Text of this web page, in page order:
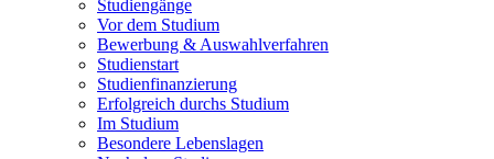
Studiengänge
Vor dem Studium
Bewerbung & Auswahlverfahren
Studienstart
Studienfinanzierung
Erfolgreich durchs Studium
Im Studium
Besondere Lebenslagen